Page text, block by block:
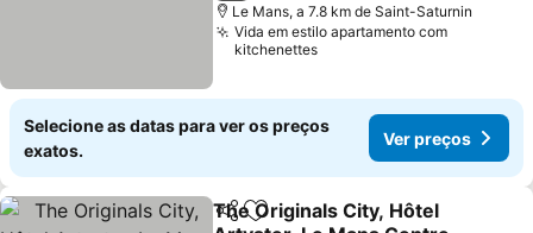
Le Mans, a 7.8 km de Saint-Saturnin
Vida em estilo apartamento com
kitchenettes
Selecione as datas para ver os preços
exatos.
Ver preços
PartilharAdicionar aos favoritos
The Originals City, Hôtel